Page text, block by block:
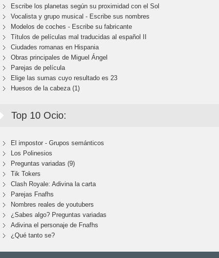
Escribe los planetas según su proximidad con el Sol
Vocalista y grupo musical - Escribe sus nombres
Modelos de coches - Escribe su fabricante
Títulos de películas mal traducidas al español II
Ciudades romanas en Hispania
Obras principales de Miguel Ángel
Parejas de película
Elige las sumas cuyo resultado es 23
Huesos de la cabeza (1)
Top 10 Ocio:
El impostor - Grupos semánticos
Los Polinesios
Preguntas variadas (9)
Tik Tokers
Clash Royale: Adivina la carta
Parejas Fnafhs
Nombres reales de youtubers
¿Sabes algo? Preguntas variadas
Adivina el personaje de Fnafhs
¿Qué tanto se?